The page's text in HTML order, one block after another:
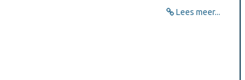
Lees meer...